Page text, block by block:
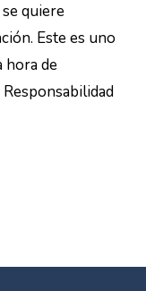
quiere
Este es uno
hora de